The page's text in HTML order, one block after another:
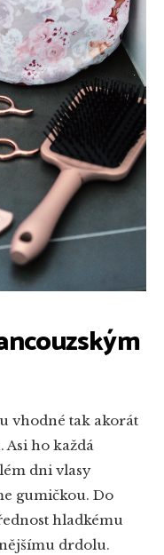
vhodné tak akorát
ho každá
dni vlasy
gumičkou. Do
hladkému
drdolu.